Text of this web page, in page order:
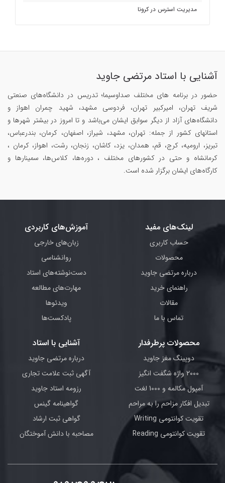
مدیریت استرس در کرونا
آشنایی با استاد مرتضی جاوید
حضور در برنامه های مختلف صداوسیما؛ تدریس در دانشگاه‌های صنعتی
شریف تهران، امیرکبیر تهران، فردوسی مشهد، شهید چمران اهواز و
دانشگاه‌های آزاد از دیگر سوابق ایشان می‌باشد و تا امروز در بیشتر شهرها و
استانهای کشور از جمله: تهران، مشهد، شیراز، اصفهان، کرمان، بندرعباس،
تبریز، ارومیه، کرج، قم، همدان، یزد، کاشان، زنجان، رشت، اهواز، کرمان ،
کرمانشاه و حتی در کشورهای مختلف ، دوره‌ها، کلاس‌ها، سمینار‌ها و
کارگاه‌های ایشان برگزار شده است.
لینک‌های مفید
حساب کاربری
محصولات
درباره مرتضی جاوید
راهنمای خرید
مقالات
تماس با ما
آموزش‌های کاربردی
زبان‌های خارجی
روانشناسی
دست‌نوشته‌های استاد
مهارت‌های مطالعه
ویدئوها
پادکست‌ها
محصولات پرطرفدار
دوپینگ مغز جاوید
2000 واژه شگفت انگیز
آمپول مکالمه و 1000 لغت
تبدیل افکار مزاحم را به مراحم
تقویت کوانتومی Writing
تقویت کوانتومی Reading
آشنایی با استاد
درباره مرتضی جاوید
آگهی ثبت علامت تجاری
رزومه استاد جاوید
گواهینامه گینس
گواهی ثبت ارشاد
مصاحبه با دانش آموختگان